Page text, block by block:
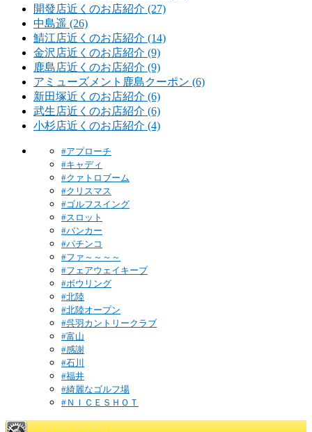
開發店近くのお店紹介 (27)
中島遥 (26)
鯖江店近くのお店紹介 (14)
金沢店近くのお店紹介 (9)
鹿島店近くのお店紹介 (9)
アミューズメント鹿島クーポン (6)
新田塚近くのお店紹介 (6)
武生店近くのお店紹介 (6)
小杉店近くのお店紹介 (4)
#アプローチ
#キャディ
#クァトロブーム
#クリスマス
#ゴルフスイング
#スロット
#バンカー
#パチンコ
#ファ～～～～
#フェアウェイキープ
#ボウリング
#北陸
#北陸オープン
#呉羽カントリークラブ
#富山
#感謝
#石川
#福井
#綺麗なゴルフ場
#ＮＩＣＥＳＨＯＴ